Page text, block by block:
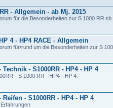
- Allgemein - ab Mj. 2015
für die Besonderheiten zur S 1000 RR sb
4 - HP4 RACE - Allgemein
für/rund um die Besonderheiten zur S
Technik - S1000RR - HP4 - HP 4
- S 1000 RR - HP4 - HP 4.
Reifen - S1000RR - HP4 - HP 4